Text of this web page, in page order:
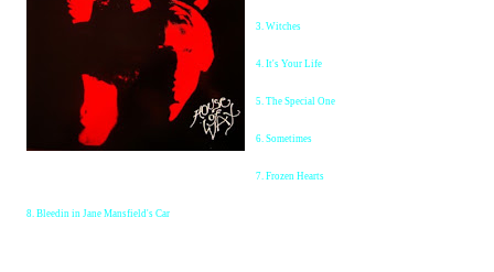
3. Witches
4. It's Your Life
5. The Special One
6. Sometimes
7. Frozen Hearts
8. Bleedin in Jane Mansfield's Car